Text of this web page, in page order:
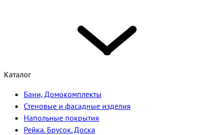
Каталог
Бани, Домокомплекты
Стеновые и фасадные изделия
Напольные покрытия
Рейка. Брусок. Доска